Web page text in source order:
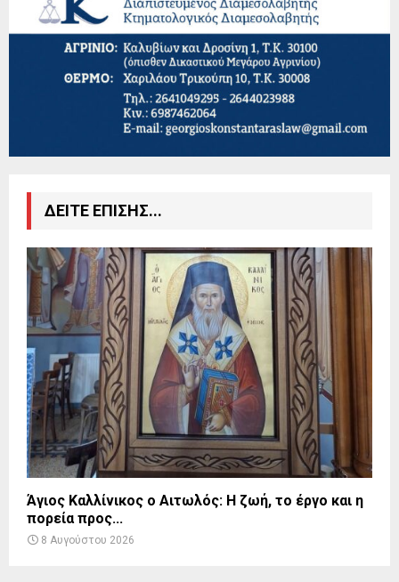
ΔΕΙΤΕ ΕΠΙΣΗΣ...
Άγιος Καλλίνικος ο Αιτωλός: Η ζωή, το έργο και η
πορεία προς...
8 Αυγούστου 2026